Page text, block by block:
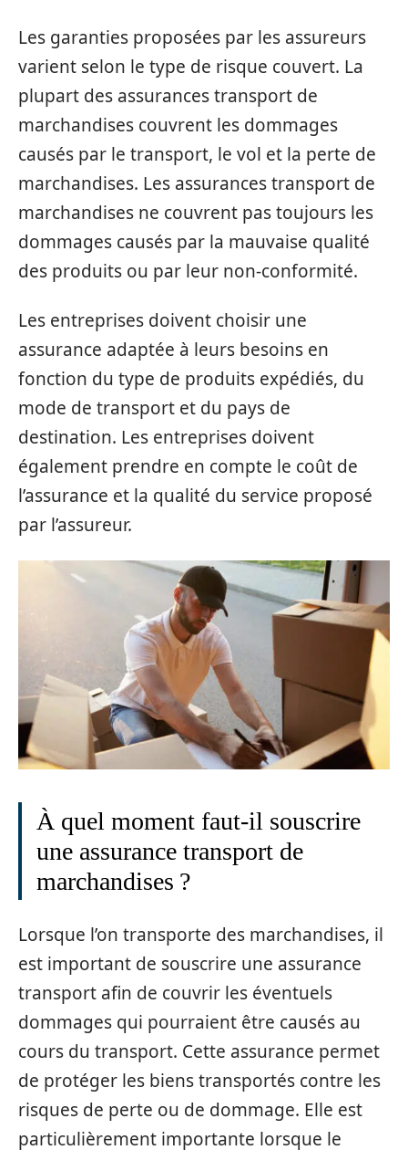
Les garanties proposées par les assureurs
varient selon le type de risque couvert. La
plupart des assurances transport de
marchandises couvrent les dommages
causés par le transport, le vol et la perte de
marchandises. Les assurances transport de
marchandises ne couvrent pas toujours les
dommages causés par la mauvaise qualité
des produits ou par leur non-conformité.
Les entreprises doivent choisir une
assurance adaptée à leurs besoins en
fonction du type de produits expédiés, du
mode de transport et du pays de
destination. Les entreprises doivent
également prendre en compte le coût de
l’assurance et la qualité du service proposé
par l’assureur.
À quel moment faut-il souscrire
une assurance transport de
marchandises ?
Lorsque l’on transporte des marchandises, il
est important de souscrire une assurance
transport afin de couvrir les éventuels
dommages qui pourraient être causés au
cours du transport. Cette assurance permet
de protéger les biens transportés contre les
risques de perte ou de dommage. Elle est
particulièrement importante lorsque le